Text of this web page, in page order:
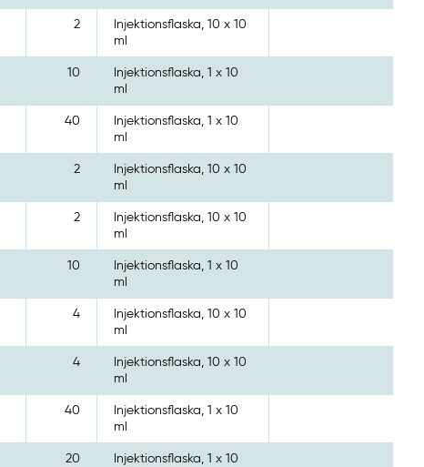
2
Injektionsflaska, 10 x 10
ml
10
Injektionsflaska, 1 x 10
ml
40
Injektionsflaska, 1 x 10
ml
2
Injektionsflaska, 10 x 10
ml
2
Injektionsflaska, 10 x 10
ml
10
Injektionsflaska, 1 x 10
ml
4
Injektionsflaska, 10 x 10
ml
4
Injektionsflaska, 10 x 10
ml
40
Injektionsflaska, 1 x 10
ml
20
Injektionsflaska, 1 x 10